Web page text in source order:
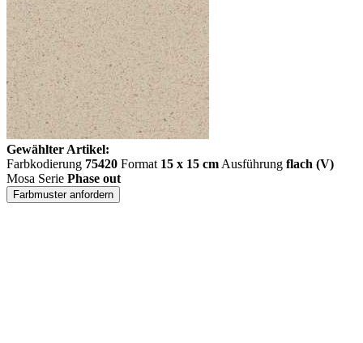
Gewählter Artikel:
Farbkodierung 75420 Format 15 x 15 cm Ausführung flach (V)
Mosa Serie Phase out
Farbmuster anfordern